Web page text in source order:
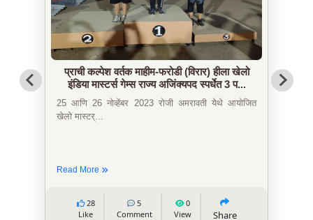
प्राची कल्पेश वर्तक यांची राष्ट्रीय क्रीडा स्पर्धेसाठी
निवड.
17 ते 18 नोव्हेंबर 2023 रोजी नाशिक येथे झालेल्या राज्यस्तरीय
Read More
24
Like
2
Comment
0
View